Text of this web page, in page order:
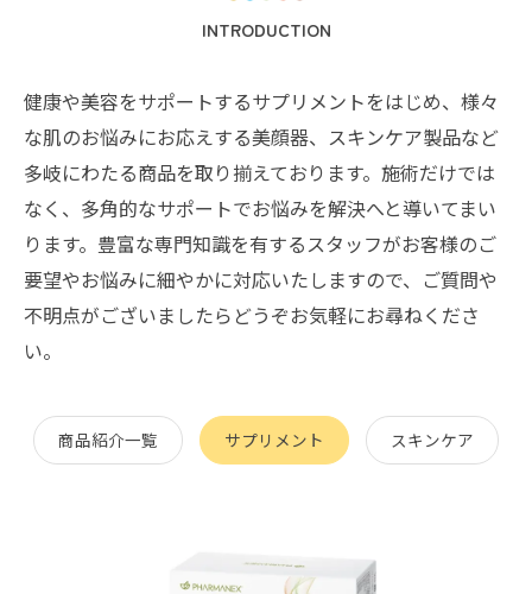
INTRODUCTION
健康や美容をサポートするサプリメントをはじめ、様々
な肌のお悩みにお応えする美顔器、スキンケア製品など
多岐にわたる商品を取り揃えております。施術だけでは
なく、多角的なサポートでお悩みを解決へと導いてまい
ります。豊富な専門知識を有するスタッフがお客様のご
要望やお悩みに細やかに対応いたしますので、ご質問や
不明点がございましたらどうぞお気軽にお尋ねくださ
い。
商品紹介一覧 サプリメント スキンケア